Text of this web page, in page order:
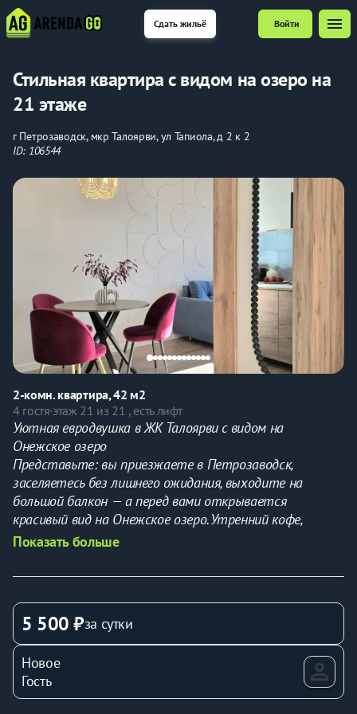
Сдать жильё Войти menu
Стильная квартира с видом на озеро на
21 этаже
г Петрозаводск, мкр Талоярви, ул Тапиола, д 2 к 2
ID: 106544
2-комн. квартира, 42 м2
4 гостя·этаж 21 из 21 , есть лифт
Уютная евродвушка в ЖК Талоярви с видом на
Онежское озеро
Представьте: вы приезжаете в Петрозаводск,
заселяетесь без лишнего ожидания, выходите на
большой балкон — а перед вами открывается
красивый вид на Онежское озеро. Утренний кофе,
спокойный вечер после прогулок, чистая современная
вашего отдыха.
современном жилом комплексе с собственной
набережной. Дом 2025 года постройки, новый район,
спокойная атмосфера, много детских площадок и всего
10 минут до центра города.
Фотографии, цены и занятость актуальны.
Почему гостям здесь нравится:
Показать больше
5 500 ₽за сутки
Новое
Гость